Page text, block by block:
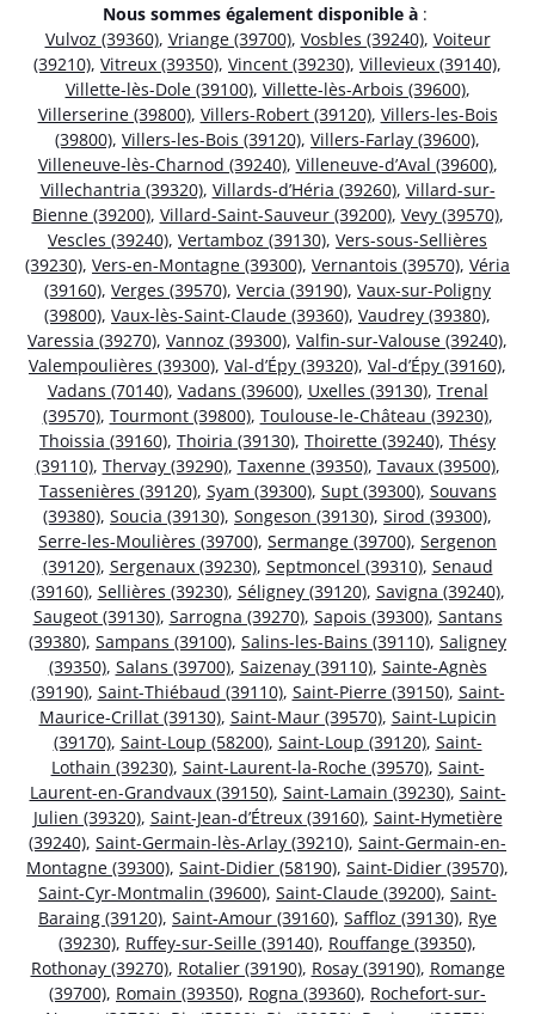
Nous sommes également disponible à :
Vulvoz (39360), Vriange (39700), Vosbles (39240), Voiteur
(39210), Vitreux (39350), Vincent (39230), Villevieux (39140),
Villette-lès-Dole (39100), Villette-lès-Arbois (39600),
Villerserine (39800), Villers-Robert (39120), Villers-les-Bois
(39800), Villers-les-Bois (39120), Villers-Farlay (39600),
Villeneuve-lès-Charnod (39240), Villeneuve-d’Aval (39600),
Villechantria (39320), Villards-d’Héria (39260), Villard-sur-
Bienne (39200), Villard-Saint-Sauveur (39200), Vevy (39570),
Vescles (39240), Vertamboz (39130), Vers-sous-Sellières
(39230), Vers-en-Montagne (39300), Vernantois (39570), Véria
(39160), Verges (39570), Vercia (39190), Vaux-sur-Poligny
(39800), Vaux-lès-Saint-Claude (39360), Vaudrey (39380),
Varessia (39270), Vannoz (39300), Valfin-sur-Valouse (39240),
Valempoulières (39300), Val-d’Épy (39320), Val-d’Épy (39160),
Vadans (70140), Vadans (39600), Uxelles (39130), Trenal
(39570), Tourmont (39800), Toulouse-le-Château (39230),
Thoissia (39160), Thoiria (39130), Thoirette (39240), Thésy
(39110), Thervay (39290), Taxenne (39350), Tavaux (39500),
Tassenières (39120), Syam (39300), Supt (39300), Souvans
(39380), Soucia (39130), Songeson (39130), Sirod (39300),
Serre-les-Moulières (39700), Sermange (39700), Sergenon
(39120), Sergenaux (39230), Septmoncel (39310), Senaud
(39160), Sellières (39230), Séligney (39120), Savigna (39240),
Saugeot (39130), Sarrogna (39270), Sapois (39300), Santans
(39380), Sampans (39100), Salins-les-Bains (39110), Saligney
(39350), Salans (39700), Saizenay (39110), Sainte-Agnès
(39190), Saint-Thiébaud (39110), Saint-Pierre (39150), Saint-
Maurice-Crillat (39130), Saint-Maur (39570), Saint-Lupicin
(39170), Saint-Loup (58200), Saint-Loup (39120), Saint-
Lothain (39230), Saint-Laurent-la-Roche (39570), Saint-
Laurent-en-Grandvaux (39150), Saint-Lamain (39230), Saint-
Julien (39320), Saint-Jean-d’Étreux (39160), Saint-Hymetière
(39240), Saint-Germain-lès-Arlay (39210), Saint-Germain-en-
Montagne (39300), Saint-Didier (58190), Saint-Didier (39570),
Saint-Cyr-Montmalin (39600), Saint-Claude (39200), Saint-
Baraing (39120), Saint-Amour (39160), Saffloz (39130), Rye
(39230), Ruffey-sur-Seille (39140), Rouffange (39350),
Rothonay (39270), Rotalier (39190), Rosay (39190), Romange
(39700), Romain (39350), Rogna (39360), Rochefort-sur-